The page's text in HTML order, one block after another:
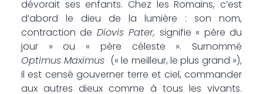
dévorait ses enfants. Chez les Romains, c’est
d’abord le dieu de la lumière : son nom,
contraction de Diovis Pater, signifie « père du
jour » ou « père céleste ». Surnommé
Optimus Maximus (« le meilleur, le plus grand »),
il est censé gouverner terre et ciel, commander
aux autres dieux comme à tous les vivants.